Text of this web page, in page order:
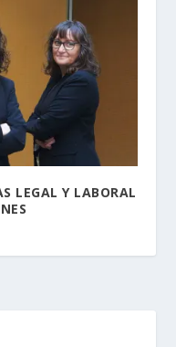
LEGAL Y LABORAL